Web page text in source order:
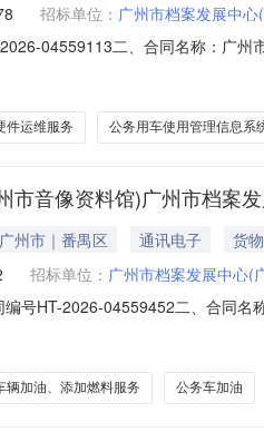
招标单位： 广州市档案发展中
04559113二、合同名称：广
城档案馆路33号联系方式：020-
件运维服务 公务用车使用管理信息系
市音像资料馆)广州市档案
州市｜番禺区 通讯电子
货物
招标单位： 广州市档案发展中心(
号HT-2026-04559452二、合同
档案馆路33号联系方式：020-
辆加油、添加燃料服务 公务车加油